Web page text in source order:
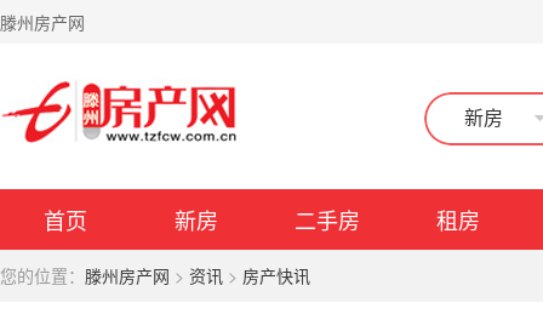
滕州房产网
新房
首页 新房 二手房 租房
您的位置： 滕州房产网 > 资讯 > 房产快讯